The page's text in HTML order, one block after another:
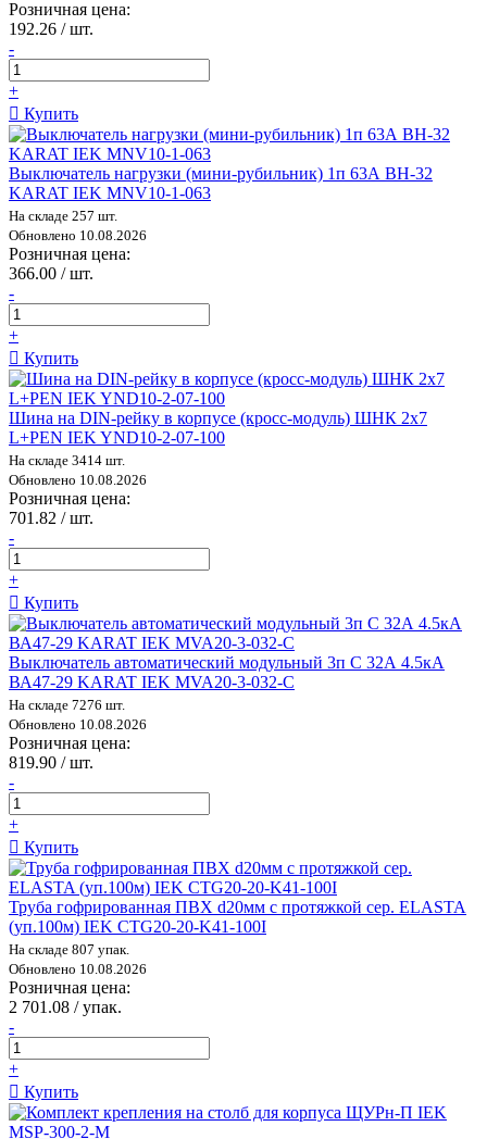
Розничная цена:
192.26 / шт.
-
+
Купить
Выключатель нагрузки (мини-рубильник) 1п 63А ВН-32
KARAT IEK MNV10-1-063
На складе 257 шт.
Обновлено 10.08.2026
Розничная цена:
366.00 / шт.
-
+
Купить
Шина на DIN-рейку в корпусе (кросс-модуль) ШНК 2х7
L+PEN IEK YND10-2-07-100
На складе 3414 шт.
Обновлено 10.08.2026
Розничная цена:
701.82 / шт.
-
+
Купить
Выключатель автоматический модульный 3п C 32А 4.5кА
ВА47-29 KARAT IEK MVA20-3-032-C
На складе 7276 шт.
Обновлено 10.08.2026
Розничная цена:
819.90 / шт.
-
+
Купить
Труба гофрированная ПВХ d20мм с протяжкой сер. ELASTA
(уп.100м) IEK CTG20-20-K41-100I
На складе 807 упак.
Обновлено 10.08.2026
Розничная цена:
2 701.08 / упак.
-
+
Купить